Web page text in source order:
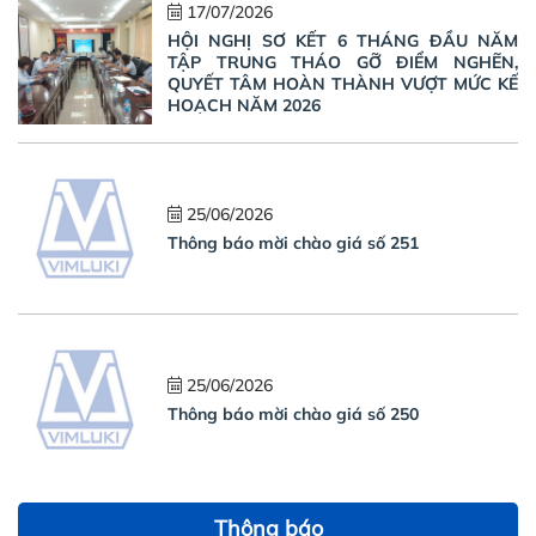
17/07/2026
HỘI NGHỊ SƠ KẾT 6 THÁNG ĐẦU NĂM
TẬP TRUNG THÁO GỠ ĐIỂM NGHẼN,
QUYẾT TÂM HOÀN THÀNH VƯỢT MỨC KẾ
HOẠCH NĂM 2026
25/06/2026
Thông báo mời chào giá số 251
25/06/2026
Thông báo mời chào giá số 250
Thông báo